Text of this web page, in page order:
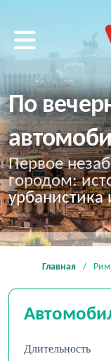
По
Первое
городом:
урбанистика
Главная Рим
Длительность